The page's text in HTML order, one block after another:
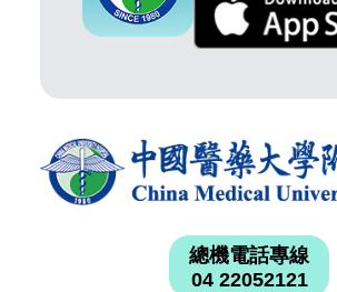
總機電話專線
04 22052121